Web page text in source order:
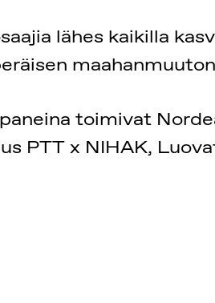
lähes kaikilla
toimivat
PTT x NIHAK,